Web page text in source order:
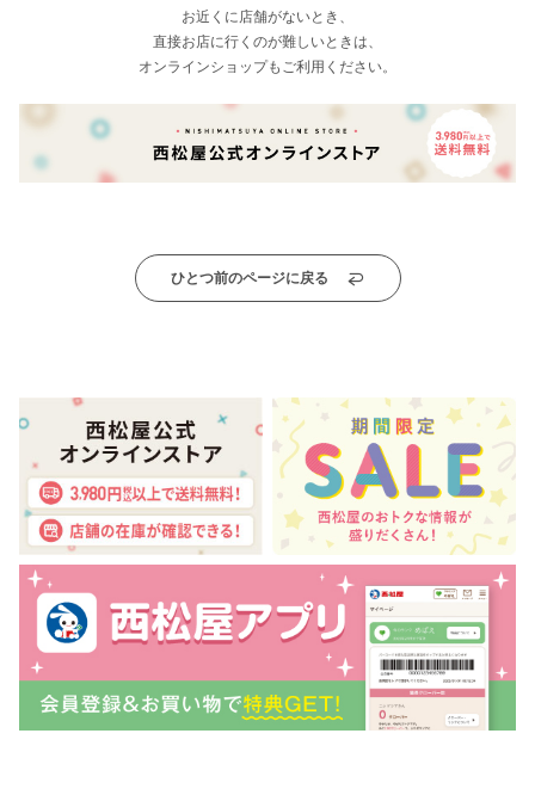
お近くに店舗がないとき、
直接お店に行くのが難しいときは、
オンラインショップもご利用ください。
ひとつ前のページに戻る